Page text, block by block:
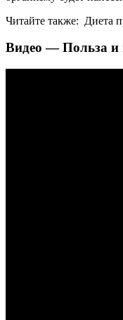
Читайте также: Диета
Видео — Польза и